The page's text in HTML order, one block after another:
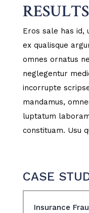
RESULTS
Eros sale has id,
ex qualisque
omnes ornatus
neglegentur
incorrupte
mandamus,
luptatum
constituam. Usu
CASE
Insurance